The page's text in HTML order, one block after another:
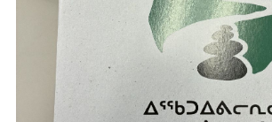
carte d’appel du SPVQ
enquêteurs du BEI concernant le
BEI avait désigné un enquêteur pour
long de l’enquête, la liaison avec le
l’informer de son déroulement et de
Bureau des enquêtes